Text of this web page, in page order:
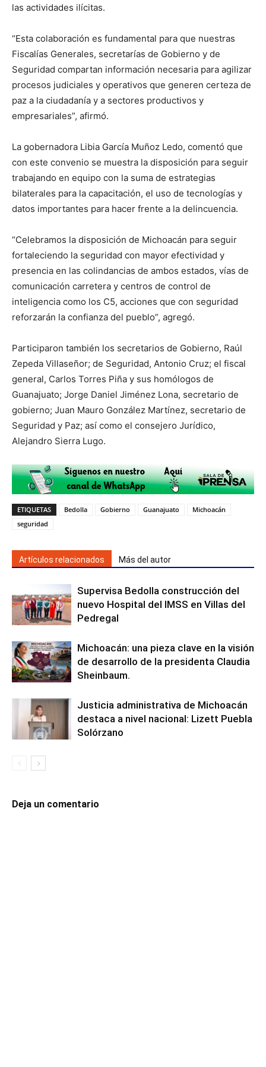
las actividades ilícitas.
“Esta colaboración es fundamental para que nuestras
Fiscalías Generales, secretarías de Gobierno y de
Seguridad compartan información necesaria para agilizar
procesos judiciales y operativos que generen certeza de
paz a la ciudadanía y a sectores productivos y
empresariales”, afirmó.
La gobernadora Libia García Muñoz Ledo, comentó que
con este convenio se muestra la disposición para seguir
trabajando en equipo con la suma de estrategias
bilaterales para la capacitación, el uso de tecnologías y
datos importantes para hacer frente a la delincuencia.
“Celebramos la disposición de Michoacán para seguir
fortaleciendo la seguridad con mayor efectividad y
presencia en las colindancias de ambos estados, vías de
comunicación carretera y centros de control de
inteligencia como los C5, acciones que con seguridad
reforzarán la confianza del pueblo”, agregó.
Participaron también los secretarios de Gobierno, Raúl
Zepeda Villaseñor; de Seguridad, Antonio Cruz; el fiscal
general, Carlos Torres Piña y sus homólogos de
Guanajuato; Jorge Daniel Jiménez Lona, secretario de
gobierno; Juan Mauro González Martínez, secretario de
Seguridad y Paz; así como el consejero Jurídico,
Alejandro Sierra Lugo.
ETIQUETAS Bedolla Gobierno Guanajuato
Michoacán
seguridad
Artículos relacionados Más del autor
Supervisa Bedolla construcción del
nuevo Hospital del IMSS en Villas del
Pedregal
Michoacán: una pieza clave en la visión
de desarrollo de la presidenta Claudia
Sheinbaum.
Justicia administrativa de Michoacán
destaca a nivel nacional: Lizett Puebla
Solórzano
Deja un comentario